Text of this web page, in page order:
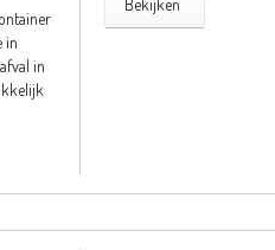
in
in
Bekijken